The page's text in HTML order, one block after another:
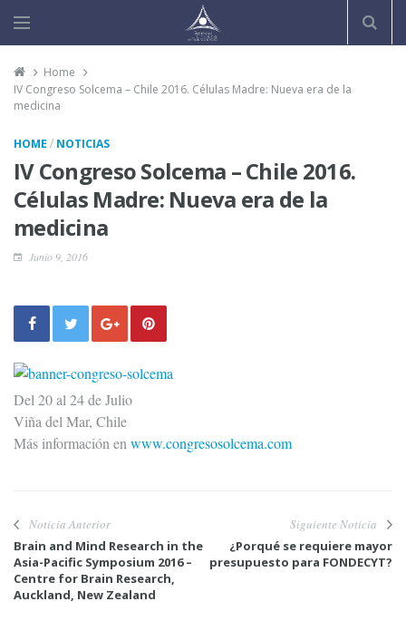
Home
IV Congreso Solcema – Chile 2016. Células Madre: Nueva era de la
medicina
HOME / NOTICIAS
IV Congreso Solcema – Chile 2016.
Células Madre: Nueva era de la
medicina
Junio 9, 2016
Del 20 al 24 de Julio
Viña del Mar, Chile
Más información en www.congresosolcema.com
Noticia Anterior
Brain and Mind Research in the
Asia-Pacific Symposium 2016 –
Centre for Brain Research,
Auckland, New Zealand
Siguiente Noticia
¿Porqué se requiere mayor
presupuesto para FONDECYT?